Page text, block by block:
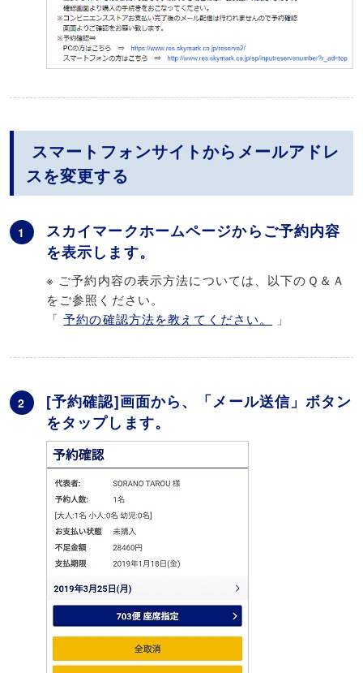
スマートフォンサイトからメールアドレ
スを変更する
1
スカイマークホームページからご予約内容
を表示します。
※ ご予約内容の表示方法については、以下のＱ＆Ａ
をご参照ください。
「予約の確認方法を教えてください。 」
2
[予約確認]画面から、「メール送信」ボタン
をタップします。